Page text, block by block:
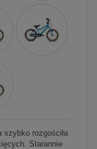
rozgościła
Starannie